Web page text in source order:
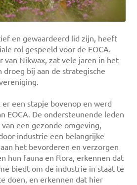
en gewaardeerd lid zijn, heeft
rol gespeeld voor de EOCA.
van Nikwax, zat vele jaren in het
droeg bij aan de strategische
een stapje bovenop en werd
EOCA. De ondersteunende leden
een gezonde omgeving,
industrie een belangrijke
het bevorderen en verzorgen
hun fauna en flora, erkennen dat
biedt om de industrie in staat te
doen, en erkennen dat hier